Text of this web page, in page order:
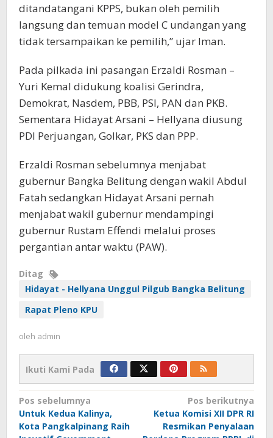
ditandatangani KPPS, bukan oleh pemilih
langsung dan temuan model C undangan yang
tidak tersampaikan ke pemilih,” ujar Iman.
Pada pilkada ini pasangan Erzaldi Rosman –
Yuri Kemal didukung koalisi Gerindra,
Demokrat, Nasdem, PBB, PSI, PAN dan PKB.
Sementara Hidayat Arsani – Hellyana diusung
PDI Perjuangan, Golkar, PKS dan PPP.
Erzaldi Rosman sebelumnya menjabat
gubernur Bangka Belitung dengan wakil Abdul
Fatah sedangkan Hidayat Arsani pernah
menjabat wakil gubernur mendampingi
gubernur Rustam Effendi melalui proses
pergantian antar waktu (PAW).
Ditag
Hidayat - Hellyana Unggul Pilgub Bangka Belitung
Rapat Pleno KPU
oleh admin
Ikuti Kami Pada
Navigasi
pos
Pos sebelumnya
Untuk Kedua Kalinya,
Kota Pangkalpinang Raih
Pos berikutnya
Ketua Komisi XII DPR RI
Resmikan Penyalaan